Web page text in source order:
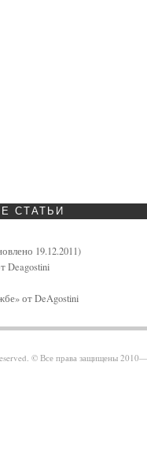
СТАТЬИ
19.12.2011)
Deagostini
от DeAgostini
© Все права защищены